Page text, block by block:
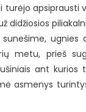
turėjo apsiprausti
didžiosios
ugnies
metu, prieš
ant kurios
asmenys